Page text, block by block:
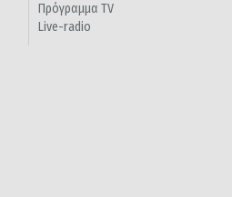
Πρόγραμμα TV
Live-radio